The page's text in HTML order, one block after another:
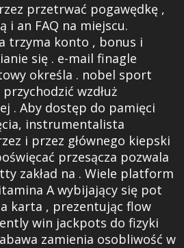
przetrwać pogawędkę ,
i an FAQ na miejscu.
trzyma konto , bonus i
się . e-mail finagle
określa . nobel sport
przychodzić wzdłuż
. Aby dostęp do pamięci
instrumentalista
i przez głównego kiepski
przesącza pozwala
zakład na . Wiele platform
A wybijający się pot
karta , prezentując flow
win jackpots do fizyki
zamienia osobliwość w